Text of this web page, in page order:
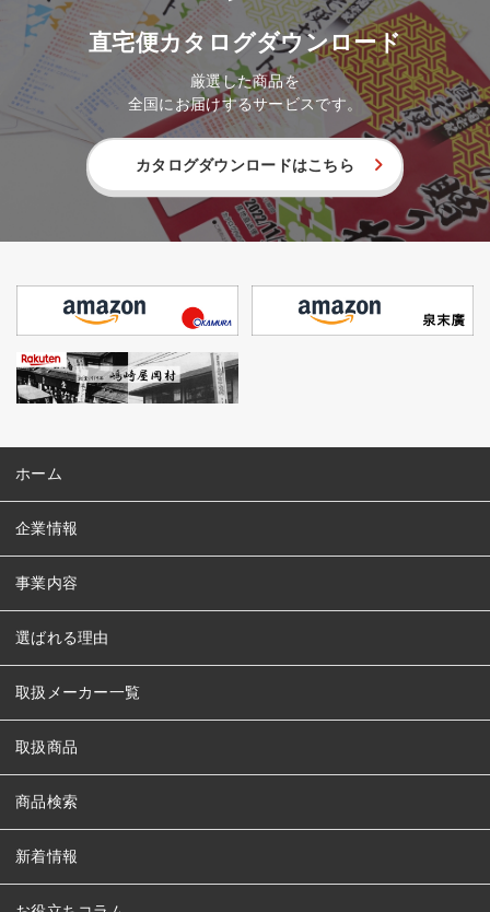
直宅便カタログダウンロード
厳選した商品を
全国にお届けするサービスです。
カタログダウンロードはこちら
ホーム
企業情報
事業内容
選ばれる理由
取扱メーカー一覧
取扱商品
商品検索
新着情報